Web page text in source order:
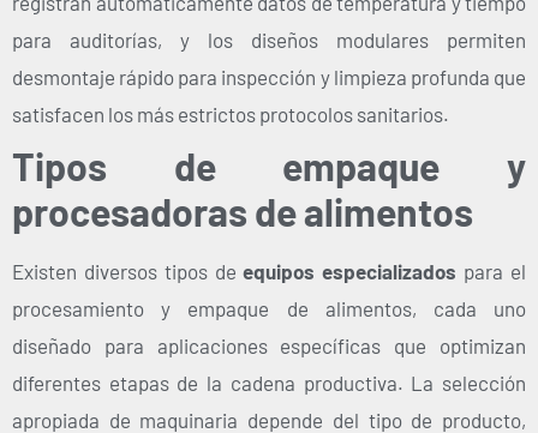
para auditorías, y los diseños modulares permiten
desmontaje rápido para inspección y limpieza profunda que
satisfacen los más estrictos protocolos sanitarios.
Tipos de empaque y
procesadoras de alimentos
Existen diversos tipos deequipos especializados para el
procesamiento y empaque de alimentos, cada uno
diseñado para aplicaciones específicas que optimizan
diferentes etapas de la cadena productiva. La selección
apropiada de maquinaria depende del tipo de producto,